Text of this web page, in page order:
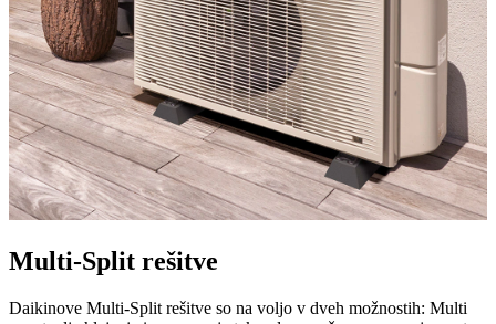
Multi-Split rešitve
Daikinove Multi-Split rešitve so na voljo v dveh možnostih: Multi